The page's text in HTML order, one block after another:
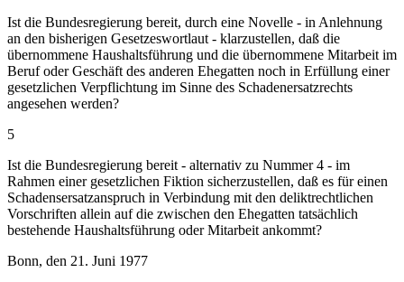
Ist die Bundesregierung bereit, durch eine Novelle - in Anlehnung
an den bisherigen Gesetzeswortlaut - klarzustellen, daß die
übernommene Haushaltsführung und die übernommene Mitarbeit im
Beruf oder Geschäft des anderen Ehegatten noch in Erfüllung einer
gesetzlichen Verpflichtung im Sinne des Schadenersatzrechts
angesehen werden?
5
Ist die Bundesregierung bereit - alternativ zu Nummer 4 - im
Rahmen einer gesetzlichen Fiktion sicherzustellen, daß es für einen
Schadensersatzanspruch in Verbindung mit den deliktrechtlichen
Vorschriften allein auf die zwischen den Ehegatten tatsächlich
bestehende Haushaltsführung oder Mitarbeit ankommt?
Bonn, den 21. Juni 1977